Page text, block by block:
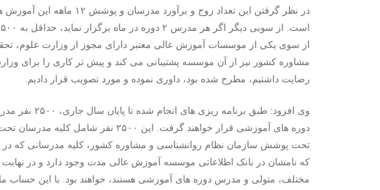
از سوی یکی از موسسات آموزش عالی معتبر دارای مجوز از وزارت علوم،
مشاوره کشور نیز از آن موسسه پشتیبانی می کند و پیش تر کاری را برای وزارت
رضایت داشتیم، مطرح شده بود، داوری نموده و مورد تصویب قرار دادیم.
وی افزود: طبق
دوره های آموزشی قرار خواهند گرفت. این
تحت پوشش سازمان نظام روانشناسی و مشاوره کشور، کلیه مدرسانی که
که نامشان در بانک اطلاعاتی موسسه آموزش عالی مدت وجود دارد و در
مختلف، متولی و مدرس دوره های آموزشی هستند، خواهند بود. با این حساب